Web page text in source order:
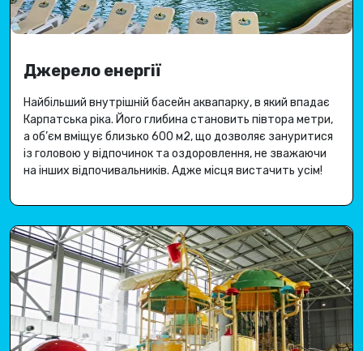
Джерело енергії
Найбільший внутрішній басейн аквапарку, в який впадає
Карпатська ріка. Його глибина становить півтора метри,
а об’єм вміщує близько 600 м2, що дозволяє зануритися
із головою у відпочинок та оздоровлення, не зважаючи
на інших відпочивальників. Адже місця вистачить усім!